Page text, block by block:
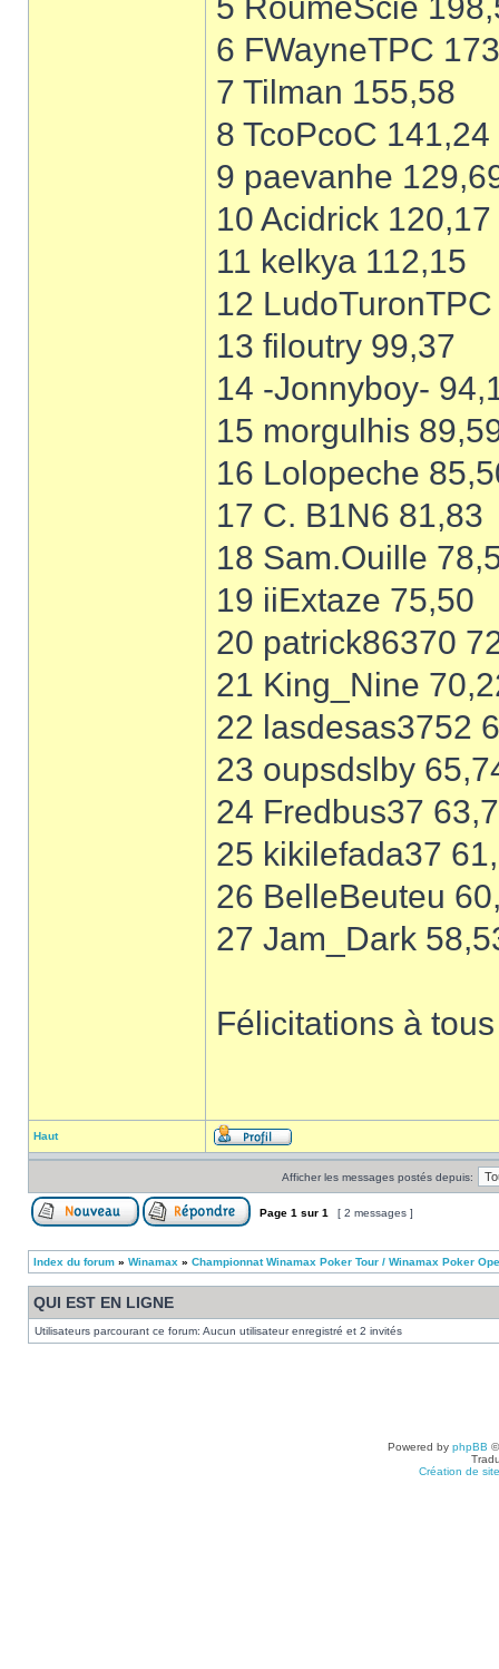
6 FWayneTPC
7 Tilman 155,58
8 TcoPcoC 141,24
9 paevanhe
10 Acidrick 120,17
11 kelkya 112,15
12
13 filoutry 99,37
14 -Jonnyboy-
15 morgulhis
16 Lolopeche
17 C. B1N6 81,83
18 Sam.Ouille
19 iiExtaze 75,50
20 patrick86370
21 King_Nine
22 lasdesas3752
23 oupsdslby
24 Fredbus37
25 kikilefada37
26 BelleBeuteu
27 Jam_Dark
Félicitations à
Haut
Afficher les messages postés depuis:
Page 1 sur 1 [ 2 messages ]
Index du forum » Winamax » Championnat Winamax Poker Tour / Winamax Poker
QUI EST EN LIGNE
Utilisateurs parcourant ce forum: Aucun utilisateur enregistré et 2 invités
Powered by phpBB
Création de